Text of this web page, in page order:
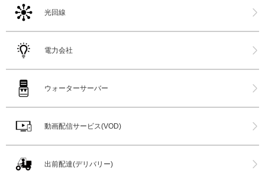
光回線
電力会社
ウォーターサーバー
動画配信サービス(VOD)
出前配達(デリバリー)